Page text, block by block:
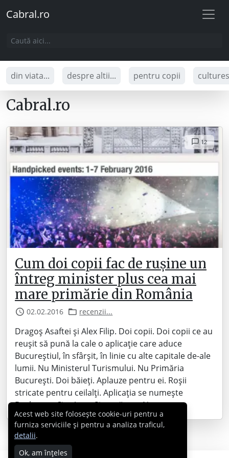
Cabral.ro
din viata... despre altii... pentru copii
Cabral.ro
12
Cum doi copii fac de rușine un
întreg minister plus cea mai
mare primărie din România
02.02.2016 recenzii...
Dragoș Asaftei și Alex Filip. Doi copii. Doi copii ce au
reușit să pună la cale o aplicație care aduce
Bucureștiul, în sfârșit, în linie cu alte capitale de-ale
lumii. Nu Ministerul Turismului. Nu Primăria
București. Doi băieți. Aplauze pentru ei. Roșii
stricate pentru ceilalți. Aplicația se numește
Bucharest City App. Și arată așa: Nu…
Acest web site folosește cookie-uri pentru a
furniza serviciile și pentru a analiza traficul,
detalii.
Ok, am înțeles